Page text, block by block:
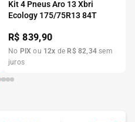
Kit 4 Pneus Aro 13 Xbri
Ecology 175/75R13 84T
R$839,90
No PIX ou 12x de R$ 82,34 sem
juros